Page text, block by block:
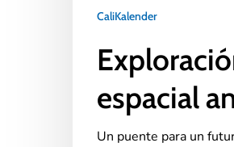
CaliKalender
espacial
Un puente para un